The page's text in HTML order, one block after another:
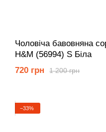
Чоловіча бавовняна
Н&М (56994) S Біла
1 200 грн
720 грн
−33%